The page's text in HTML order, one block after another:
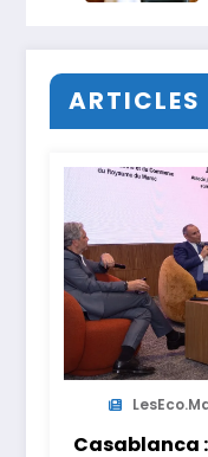
ARTICLES
Casablanca :